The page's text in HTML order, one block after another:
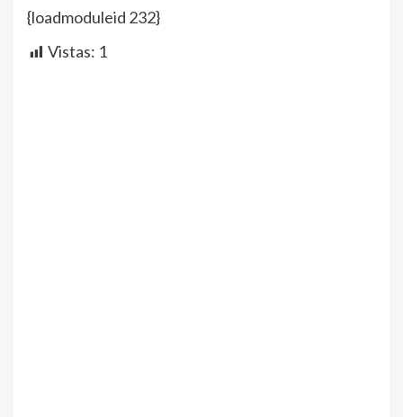
{loadmoduleid 232}
Vistas: 1